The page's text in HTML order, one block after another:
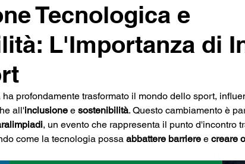
Tecnologica e
L'Importanza di
profondamente trasformato il mondo dello sport,
all'inclusione e sostenibilità. Questo cambiamento è
, un evento che rappresenta il punto d'incontro
come la tecnologia possa abbattere barriere e creare